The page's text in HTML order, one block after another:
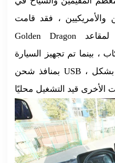
والأمريكيين ، فقد قامت
Golden Dragon بزيادة تصميم الملعب لمقاعد
، بينما تم تجهيز السيارة
بمنافذ شحن USB ، مما يعزز تجربة الركوب بشكل